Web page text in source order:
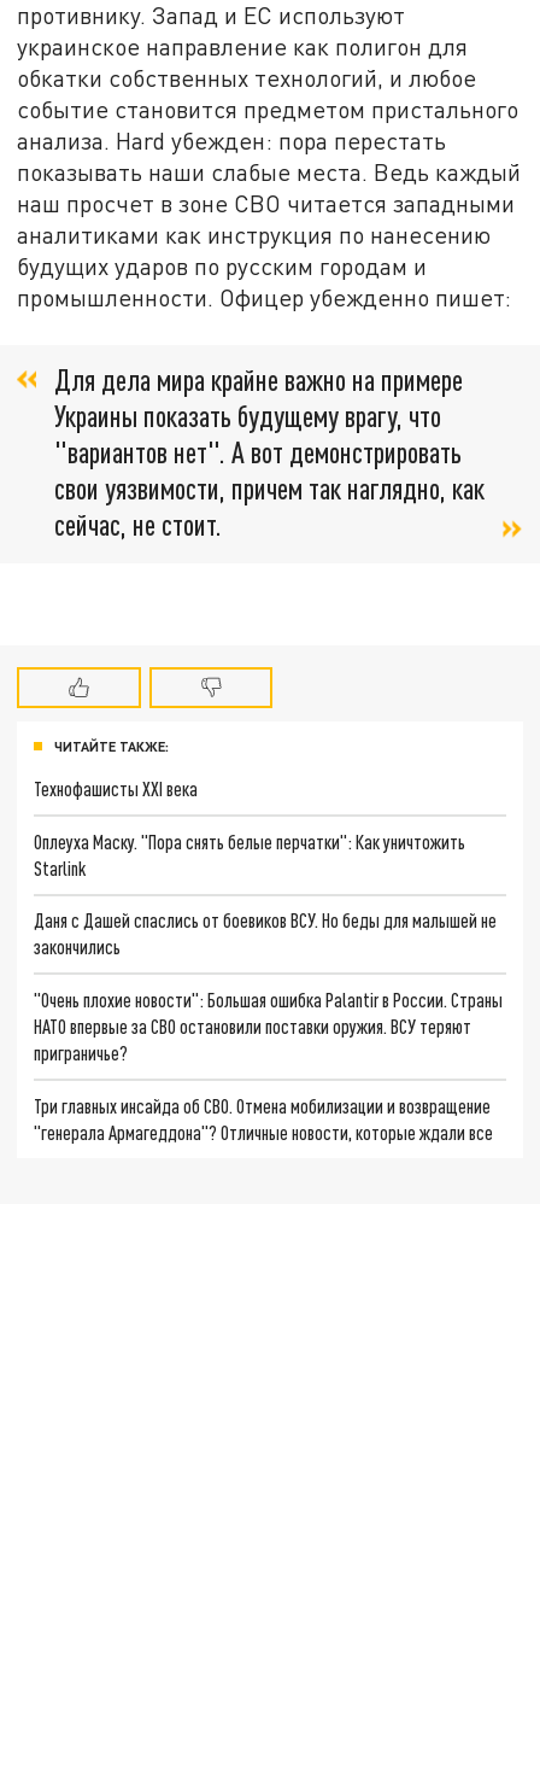
противнику. Запад и ЕС используют
украинское направление как полигон для
обкатки собственных технологий, и любое
событие становится предметом пристального
анализа. Hard убежден: пора перестать
показывать наши слабые места. Ведь каждый
наш просчет в зоне СВО читается западными
аналитиками как инструкция по нанесению
будущих ударов по русским городам и
промышленности. Офицер убежденно пишет:
Для дела мира крайне важно на примере
Украины показать будущему врагу, что
"вариантов нет". А вот демонстрировать
свои уязвимости, причем так наглядно, как
сейчас, не стоит.
ЧИТАЙТЕ ТАКЖЕ:
Технофашисты XXI века
Оплеуха Маску. "Пора снять белые перчатки": Как уничтожить
Starlink
Даня с Дашей спаслись от боевиков ВСУ. Но беды для малышей не
закончились
"Очень плохие новости": Большая ошибка Palantir в России. Страны
НАТО впервые за СВО остановили поставки оружия. ВСУ теряют
приграничье?
Три главных инсайда об СВО. Отмена мобилизации и возвращение
"генерала Армагеддона"? Отличные новости, которые ждали все